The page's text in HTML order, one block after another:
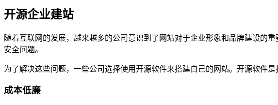
开源企业建站
随着互联网的发展，越来越多的公司意识到了网站对于企业形象和品牌建设的
安全问题。
为了解决这些问题，一些公司选择使用开源软件来搭建自己的网站。开源软件
成本低廉